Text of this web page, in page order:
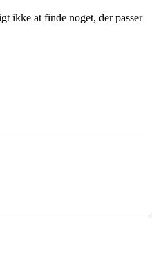
ikke at finde noget, der passer